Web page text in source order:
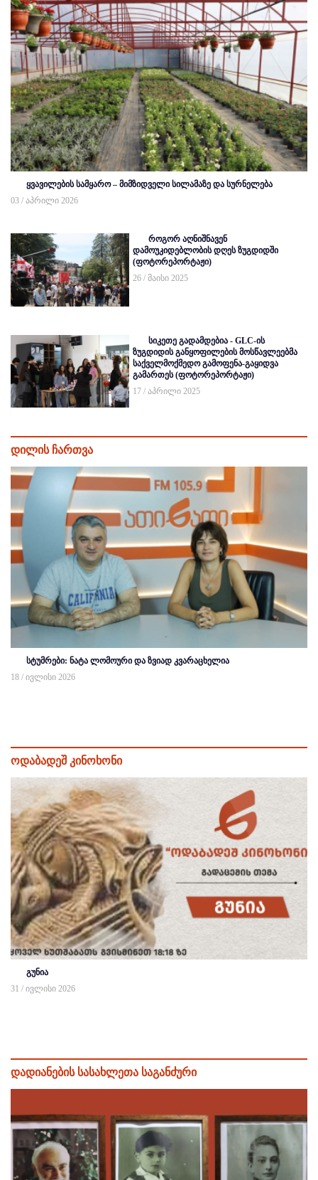
ყვავილების სამყარო – მიმზიდველი სილამაზე და სურნელება
03 / აპრილი 2026
როგორ აღნიშნავენ
დამოუკიდებლობის დღეს ზუგდიდში
(ფოტორეპორტაჟი)
26 / მაისი 2025
სიკეთე გადამდებია - GLC-ის
ზუგდიდის განყოფილების მოსწავლეებმა
საქველმოქმედო გამოფენა-გაყიდვა
გამართეს (ფოტორეპორტაჟი)
17 / აპრილი 2025
დილის ჩართვა
სტუმრები: ნატა ლომოური და ზვიად კვარაცხელია
18 / ივლისი 2026
ოდაბადეშ კინოხონი
გუნია
31 / ივლისი 2026
დადიანების სასახლეთა საგანძური